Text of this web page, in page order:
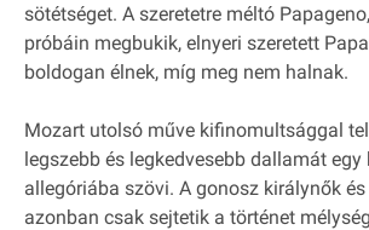
sötétséget. A szeretetre méltó
próbáin megbukik, elnyeri szeretett
boldogan élnek, míg meg nem halnak.
Mozart utolsó műve kifinomultsággal
legszebb és legkedvesebb dallamát egy
allegóriába szövi. A gonosz királynők
azonban csak sejtetik a történet